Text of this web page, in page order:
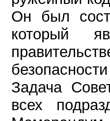
Он был
который
Задача
всех